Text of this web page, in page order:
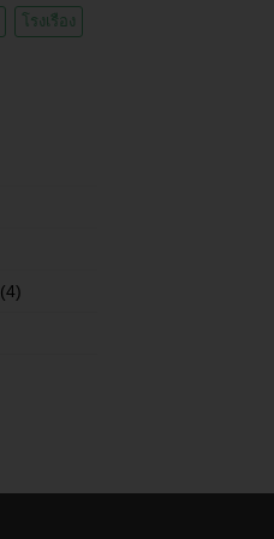
โรงเรือง
(4)